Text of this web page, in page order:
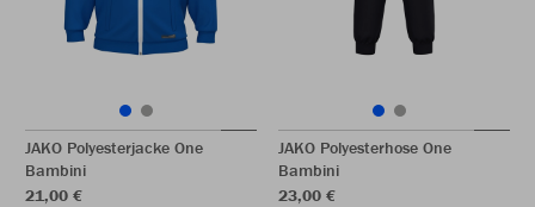
JAKO Polyesterjacke One
Bambini
21,00 €
JAKO Polyesterhose One
Bambini
23,00 €